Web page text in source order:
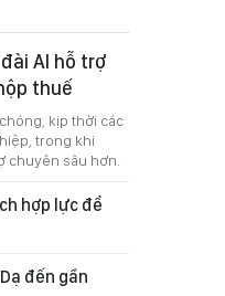
AI hỗ trợ
thuế
kịp thời các
trong khi
chuyên sâu hơn.
hợp lực để
đến gần